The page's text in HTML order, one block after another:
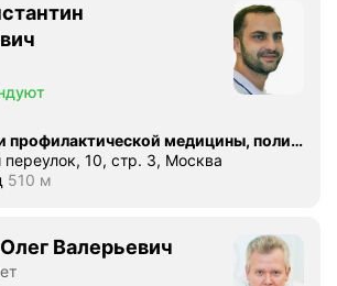
НМИЦ терапии и профилактической медицины, поликлиника
переулок, 10, стр. 3, Москва
Расстояние 510 м
510 м
Валерьевич